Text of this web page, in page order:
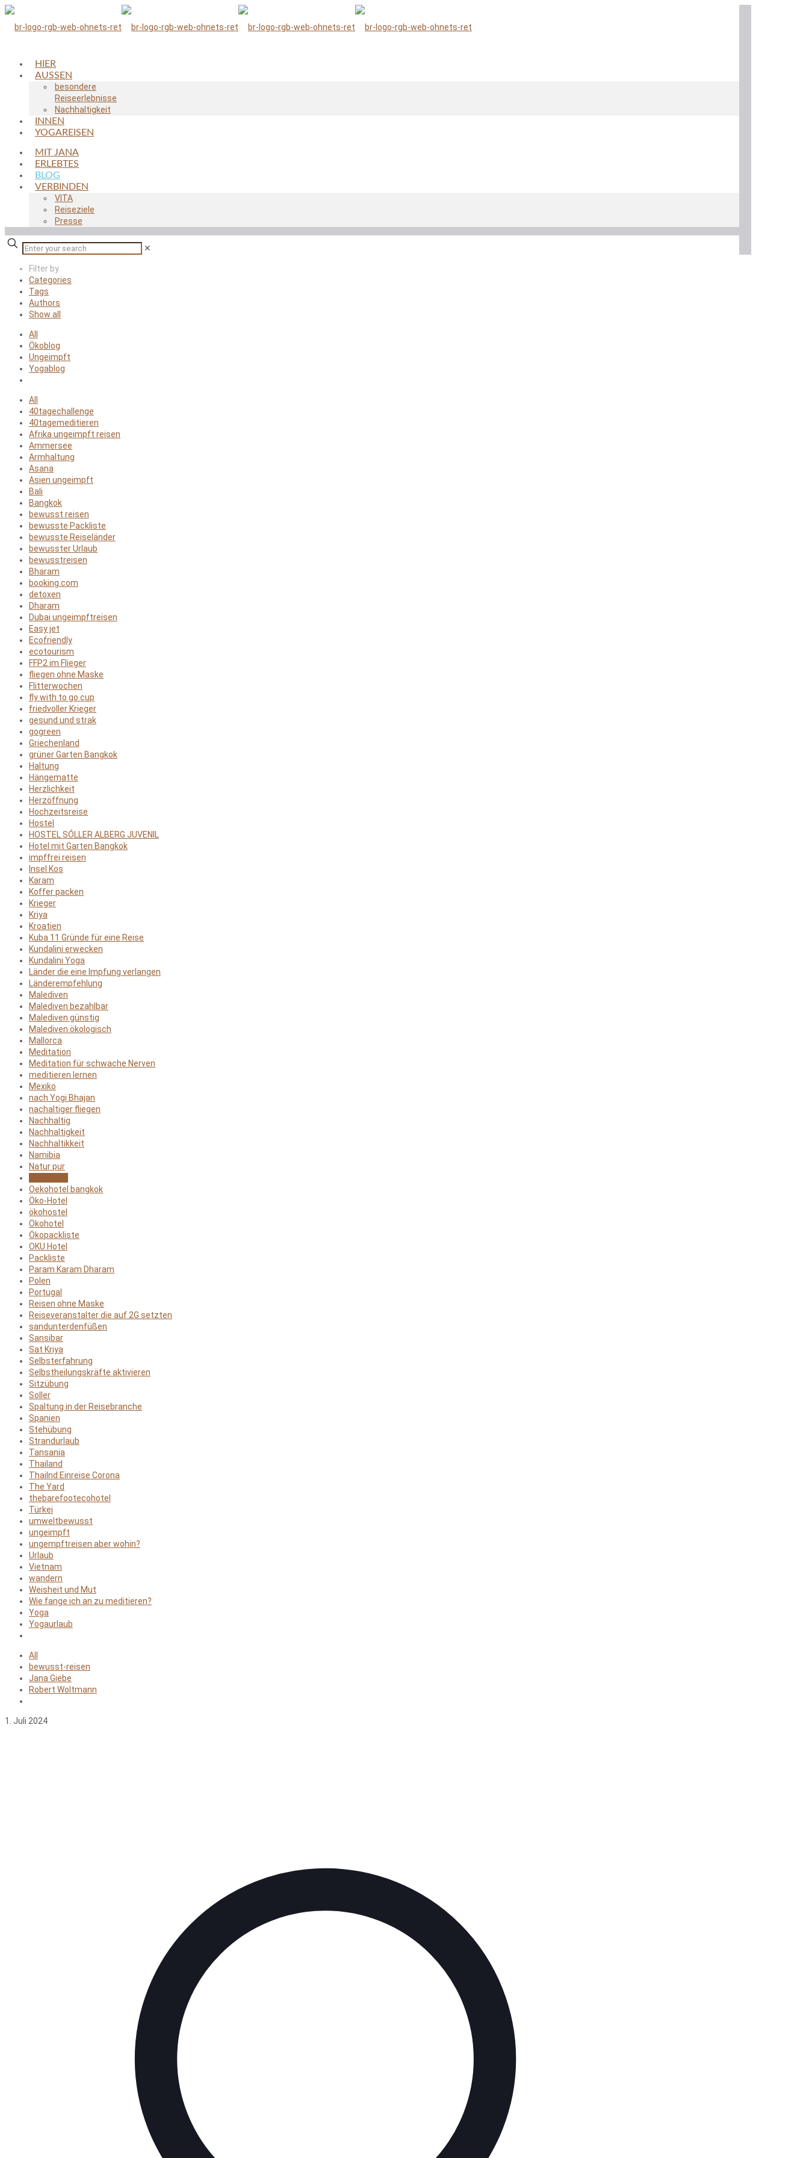
HIER
AUSSEN
besondere
Reiseerlebnisse
Nachhaltigkeit
INNEN
YOGAREISEN
MIT JANA
ERLEBTES
BLOG
VERBINDEN
VITA
Reiseziele
Presse
✕
Filter by
Categories
Tags
Authors
Show all
All
Ökoblog
Ungeimpft
Yogablog
All
40tagechallenge
40tagemeditieren
Afrika ungeimpft reisen
Ammersee
Armhaltung
Asana
Asien ungeimpft
Bali
Bangkok
bewusst reisen
bewusste Packliste
bewusste Reiseländer
bewusster Urlaub
bewusstreisen
Bharam
booking.com
detoxen
Dharam
Dubai ungeimpftreisen
Easy jet
Ecofriendly
ecotourism
FFP2 im Flieger
fliegen ohne Maske
Flitterwochen
fly with to go cup
friedvoller Krieger
gesund und strak
gogreen
Griechenland
grüner Garten Bangkok
Haltung
Hängematte
Herzlichkeit
Herzöffnung
Hochzeitsreise
Hostel
HOSTEL SÓLLER ALBERG JUVENIL
Hotel mit Garten Bangkok
impffrei reisen
Insel Kos
Karam
Koffer packen
Krieger
Kriya
Kroatien
Kuba 11 Gründe für eine Reise
Kundalini erwecken
Kundalini Yoga
Länder die eine Impfung verlangen
Länderempfehlung
Malediven
Malediven bezahlbar
Malediven günstig
Malediven ökologisch
Mallorca
Meditation
Meditation für schwache Nerven
meditieren lernen
Mexiko
nach Yogi Bhajan
nachaltiger fliegen
Nachhaltig
Nachhaltigkeit
Nachhaltikkeit
Namibia
Natur pur
Oekohotel bangkok
Öko-Hotel
ökohostel
Ökohotel
Ökopackliste
OKU Hotel
Packliste
Param Karam Dharam
Polen
Portugal
Reisen ohne Maske
Reiseveranstalter die auf 2G setzten
sandunterdenfüßen
Sansibar
Sat Kriya
Selbsterfahrung
Selbstheilungskräfte aktivieren
Sitzübung
Soller
Spaltung in der Reisebranche
Spanien
Stehübung
Strandurlaub
Tansania
Thailand
Thailnd Einreise Corona
The Yard
thebarefootecohotel
Türkei
umweltbewusst
ungeimpft
ungempftreisen aber wohin?
Urlaub
Vietnam
wandern
Weisheit und Mut
Wie fange ich an zu meditieren?
Yoga
Yogaurlaub
All
bewusst-reisen
Jana Giebe
Robert Woltmann
1. Juli 2024